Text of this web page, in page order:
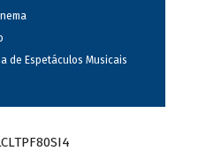
de Espetáculos Musicais